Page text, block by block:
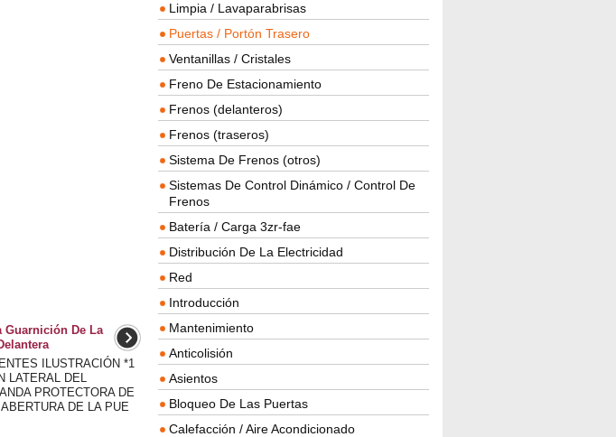
Guarnición De La
ILUSTRACIÓN *1
LATERAL DEL
PROTECTORA DE
DE LA PUE
Limpia / Lavaparabrisas
Puertas / Portón Trasero
Ventanillas / Cristales
Freno De Estacionamiento
Frenos (delanteros)
Frenos (traseros)
Sistema De Frenos (otros)
Sistemas De Control Dinámico / Control De
Frenos
Batería / Carga 3zr-fae
Distribución De La Electricidad
Red
Introducción
Mantenimiento
Anticolisión
Asientos
Bloqueo De Las Puertas
Calefacción / Aire Acondicionado